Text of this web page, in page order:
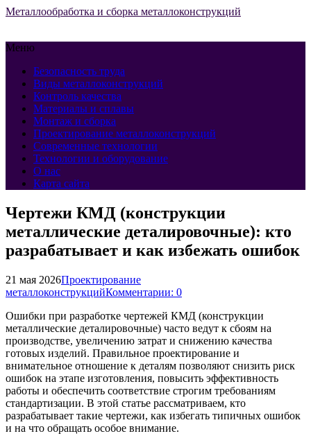
Металлообработка и сборка металлоконструкций
Меню
Безопасность труда
Виды металлоконструкций
Контроль качества
Материалы и сплавы
Монтаж и сборка
Проектирование металлоконструкций
Современные технологии
Технологии и оборудование
О нас
Карта сайта
Чертежи КМД (конструкции
металлические деталировочные): кто
разрабатывает и как избежать ошибок
21 мая 2026Проектирование
металлоконструкцийКомментарии: 0
Ошибки при разработке чертежей КМД (конструкции
металлические деталировочные) часто ведут к сбоям на
производстве, увеличению затрат и снижению качества
готовых изделий. Правильное проектирование и
внимательное отношение к деталям позволяют снизить риск
ошибок на этапе изготовления, повысить эффективность
работы и обеспечить соответствие строгим требованиям
стандартизации. В этой статье рассматриваем, кто
разрабатывает такие чертежи, как избегать типичных ошибок
и на что обращать особое внимание.